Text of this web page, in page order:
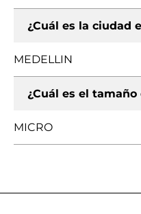
¿Cuál es la ciudad
MEDELLIN
¿Cuál es el
MICRO